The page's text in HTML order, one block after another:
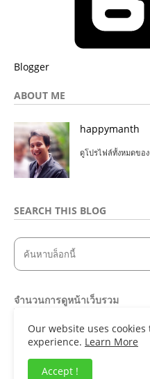
Blogger
ABOUT ME
happymanth
ดูโปรไฟล์ทั้งหมดขอ
SEARCH THIS BLOG
จำนวนการดูหน้าเว็บรวม
8854
Home
About
Copyright ©
Our website uses
experience. Learn More
Accept !